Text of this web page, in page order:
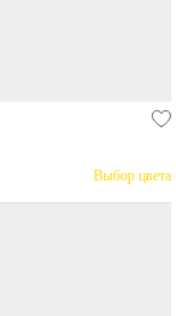
Выбор цвета